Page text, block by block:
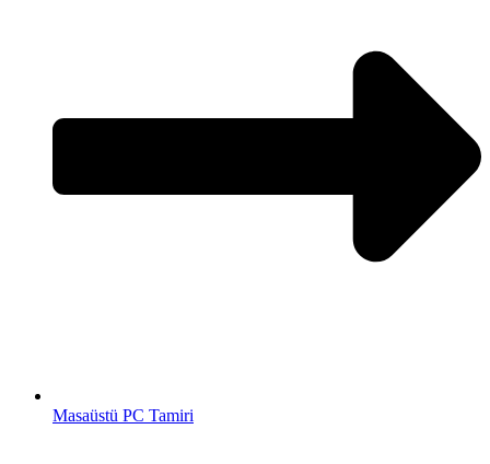
Masaüstü PC Tamiri